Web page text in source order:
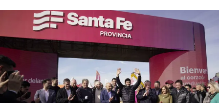
Agronegocios
Mercados
Seguinos